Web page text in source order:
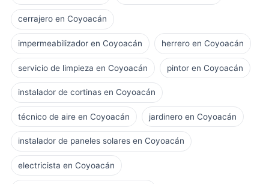
cerrajero en Coyoacán
impermeabilizador en Coyoacán herrero en Coyoacán
servicio de limpieza en Coyoacán pintor en Coyoacán
instalador de cortinas en Coyoacán
técnico de aire en Coyoacán jardinero en Coyoacán
instalador de paneles solares en Coyoacán
electricista en Coyoacán